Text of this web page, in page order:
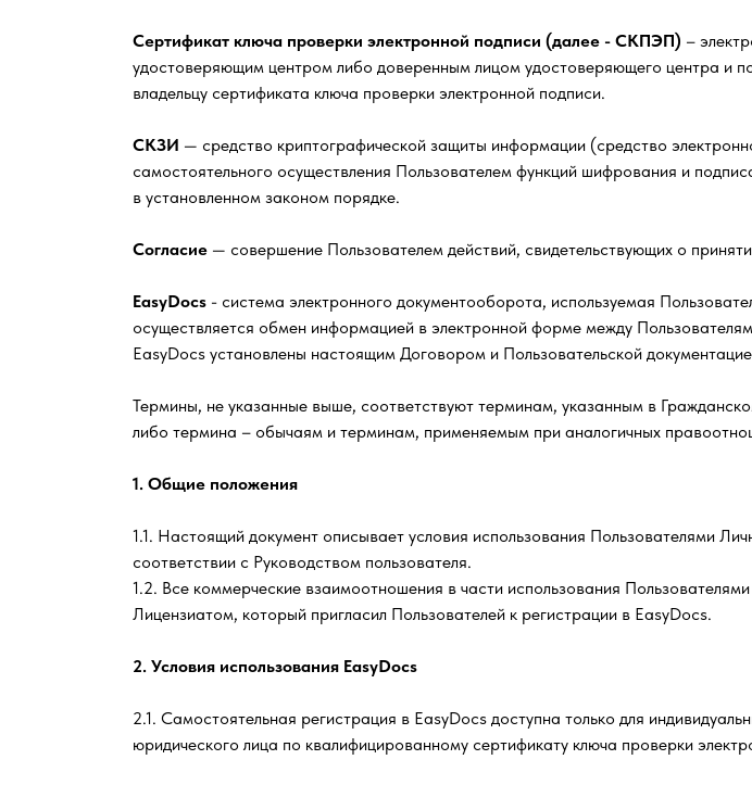
Сертификат ключа проверки электронной подписи (далее - СКПЭП) –
удостоверяющим центром либо доверенным лицом удостоверяющего центра и
владельцу сертификата ключа проверки электронной подписи.
СКЗИ — средство криптографической защиты информации (средство
самостоятельного осуществления Пользователем функций шифрования и
в установленном законом порядке.
Согласие — совершение Пользователем действий, свидетельствующих о
EasyDocs - система электронного документооборота, используемая
осуществляется обмен информацией в электронной форме между
EasyDocs установлены настоящим Договором и Пользовательской
Термины, не указанные выше, соответствуют терминам, указанным в
либо термина – обычаям и терминам, применяемым при аналогичных
1. Общие положения
1.1. Настоящий документ описывает условия использования Пользователями
соответствии с Руководством пользователя.
1.2. Все коммерческие взаимоотношения в части использования
Лицензиатом, который пригласил Пользователей к регистрации в EasyDocs.
2. Условия использования EasyDocs
2.1. Самостоятельная регистрация в EasyDocs доступна только для
юридического лица по квалифицированному сертификату ключа проверки